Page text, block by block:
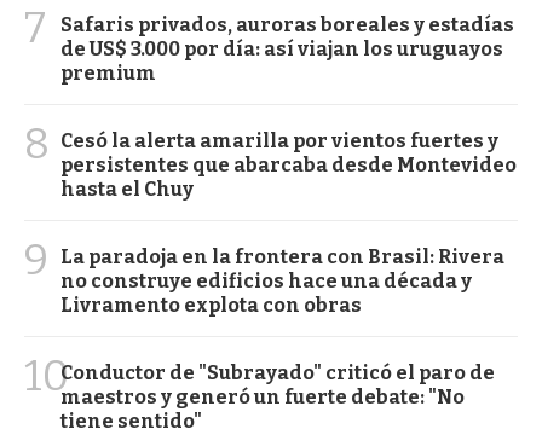
7
Safaris privados, auroras boreales y estadías
de US$ 3.000 por día: así viajan los uruguayos
premium
8
Cesó la alerta amarilla por vientos fuertes y
persistentes que abarcaba desde Montevideo
hasta el Chuy
9
La paradoja en la frontera con Brasil: Rivera
no construye edificios hace una década y
Livramento explota con obras
10Conductor de "Subrayado" criticó el paro de
maestros y generó un fuerte debate: "No
tiene sentido"